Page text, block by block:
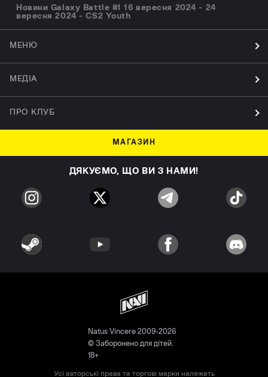
Новини Galaxy Battle #1 16 вересня 2024 - 24
вересня 2024 - CS2 Youth
МЕНЮ
МЕДІА
ПРО КЛУБ
МАГАЗИН
ДЯКУЄМО, ЩО ВИ З НАМИ!
Natus Vincere 2009-2026
© Заборонено для дітей.
18+
Усі авторські права та торгові марки належать